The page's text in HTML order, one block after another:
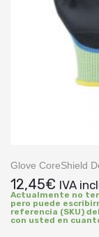
Glove CoreShield
12,45€ IVA
Actualmente no
pero puede
referencia (SKU)
con usted en